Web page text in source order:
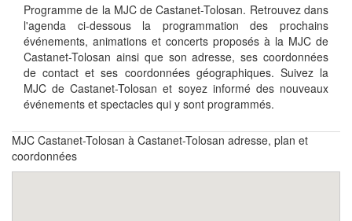
Programme de la MJC de Castanet-Tolosan. Retrouvez dans
l'agenda ci-dessous la programmation des prochains
événements, animations et concerts proposés à la MJC de
Castanet-Tolosan ainsi que son adresse, ses coordonnées
de contact et ses coordonnées géographiques. Suivez la
MJC de Castanet-Tolosan et soyez informé des nouveaux
événements et spectacles qui y sont programmés.
MJC Castanet-Tolosan à Castanet-Tolosan adresse, plan et
coordonnées